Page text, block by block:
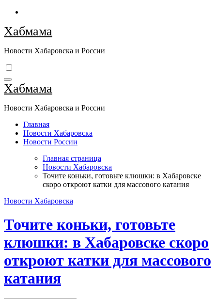
Перейти
содержимому
Хабмама
Новости Хабаровска и России
Хабмама
Новости Хабаровска и России
Главная
Новости Хабаровска
Новости России
Главная страница
Новости Хабаровска
Точите коньки, готовьте клюшки: в Хабаровске
скоро откроют катки для массового катания
Новости Хабаровска
Точите коньки, готовьте
клюшки: в Хабаровске скоро
откроют катки для массового
катания